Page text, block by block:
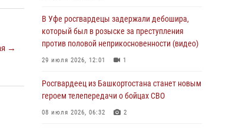
→
который был в розыске за преступления
против половой неприкосновенности (видео)
29 июля 2026, 12:01 1
комплектования штаба Росгвардии
Башкортостана проведет прямую линию
29 июля 2026, 10:52
В Уфе росгвардецы задержали дебошира,
который был в розыске за преступления
против половой неприкосновенности (видео)
29 июля 2026, 12:01 1
Росгвардеец из Башкортостана станет новым
героем телепередачи о бойцах СВО
08 июля 2026, 06:32 2